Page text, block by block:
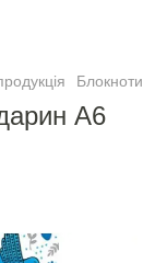
Блокноти
А6